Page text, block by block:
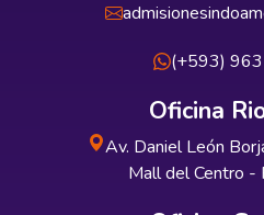
(+593)
Oficina
Av. Daniel León
Mall del Centro -